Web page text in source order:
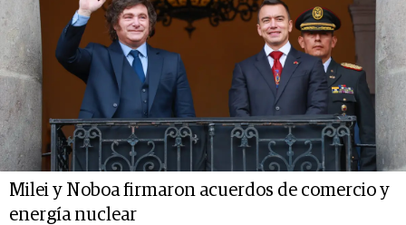
Milei y Noboa firmaron acuerdos de comercio y
energía nuclear